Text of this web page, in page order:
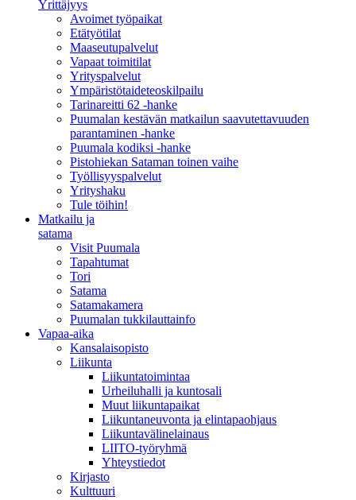
Yrittäjyys
Avoimet työpaikat
Etätyötilat
Maaseutupalvelut
Vapaat toimitilat
Yrityspalvelut
Ympäristötaideteoskilpailu
Tarinareitti 62 -hanke
Puumalan kestävän matkailun saavutettavuuden
parantaminen -hanke
Puumala kodiksi -hanke
Pistohiekan Sataman toinen vaihe
Työllisyyspalvelut
Yrityshaku
Tule töihin!
Matkailu ja
satama
Visit Puumala
Tapahtumat
Tori
Satama
Satamakamera
Puumalan tukkilauttainfo
Vapaa-aika
Kansalaisopisto
Liikunta
Liikuntatoimintaa
Urheiluhalli ja kuntosali
Muut liikuntapaikat
Liikuntaneuvonta ja elintapaohjaus
Liikuntavälinelainaus
LIITO-työryhmä
Yhteystiedot
Kirjasto
Kulttuuri